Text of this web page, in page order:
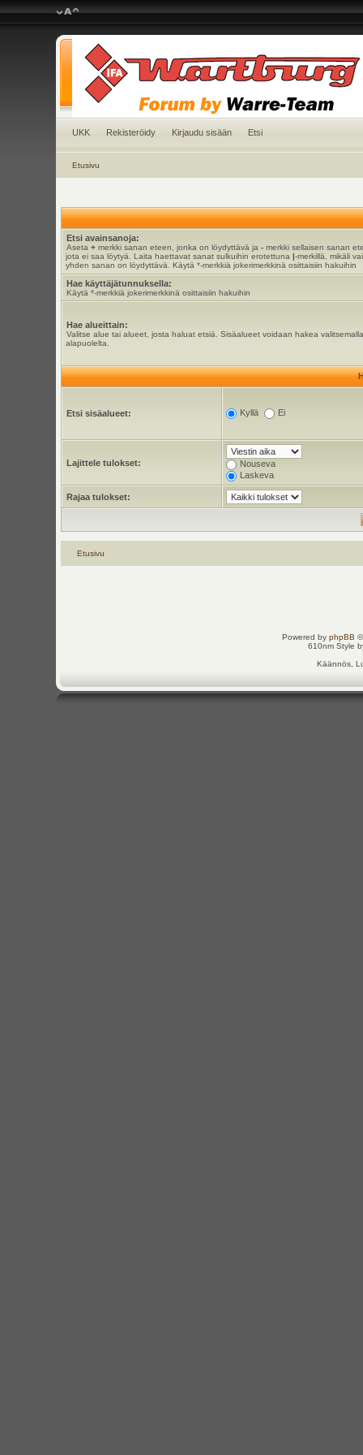
UKK Rekisteröidy Kirjaudu sisään Etsi
Etusivu
Etsi avainsanoja:
Aseta +merkki sanan eteen, jonka on löydyttävä ja -merkki sellaisen sanan
jota ei saa löytyä. Laita haettavat sanat sulkuihin erotettuna |-merkillä, mikäli
yhden sanan on löydyttävä. Käytä *-merkkiä jokerimerkkinä osittaisiin hakuihin
Hae käyttäjätunnuksella:
Käytä *-merkkiä jokerimerkkinä osittaisiin hakuihin
Hae alueittain:
Valitse alue tai alueet, josta haluat etsiä. Sisäalueet voidaan hakea
alapuolelta.
Etsi sisäalueet: Kyllä Ei
Lajittele tulokset:
Nouseva
Laskeva
Rajaa tulokset:
Etusivu
Powered by phpBB
610nm Style
Käännös,